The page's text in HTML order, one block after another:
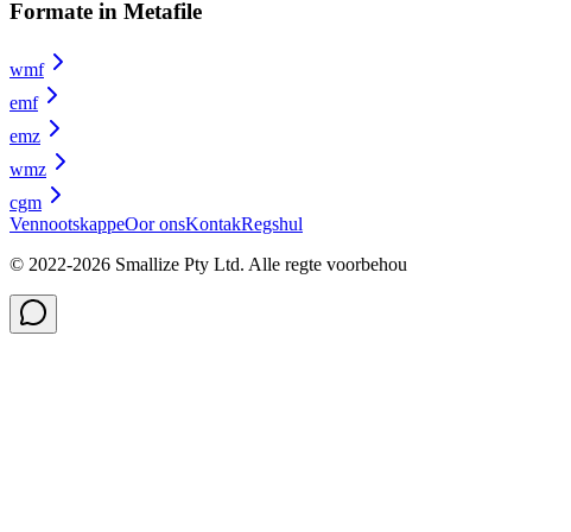
Formate in Metafile
wmf
emf
emz
wmz
cgm
VennootskappeOor onsKontakRegshul
© 2022-2026 Smallize Pty Ltd. Alle regte voorbehou